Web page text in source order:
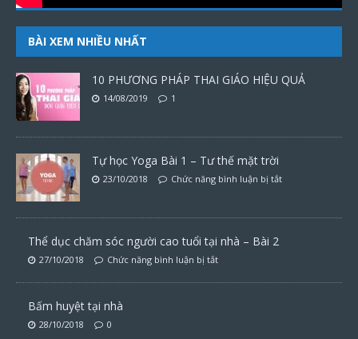
BÀI XEM NHIỀU NHẤT
10 PHƯƠNG PHÁP THAI GIÁO HIỆU QUẢ
14/08/2019 1
Tự học Yoga Bài 1 – Tư thế mặt trời
23/10/2018 Chức năng bình luận bị tắt
Thể dục chăm sóc người cao tuổi tại nhà – Bài 2
27/10/2018 Chức năng bình luận bị tắt
Bấm huyệt tại nhà
28/10/2018 0